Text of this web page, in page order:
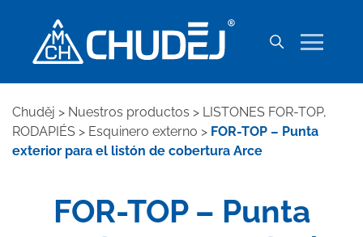
Chuděj > Nuestros productos > LISTONES FOR-TOP,
RODAPIÉS > Esquinero externo > FOR-TOP – Punta
exterior para el listón de cobertura Arce
FOR-TOP – Punta